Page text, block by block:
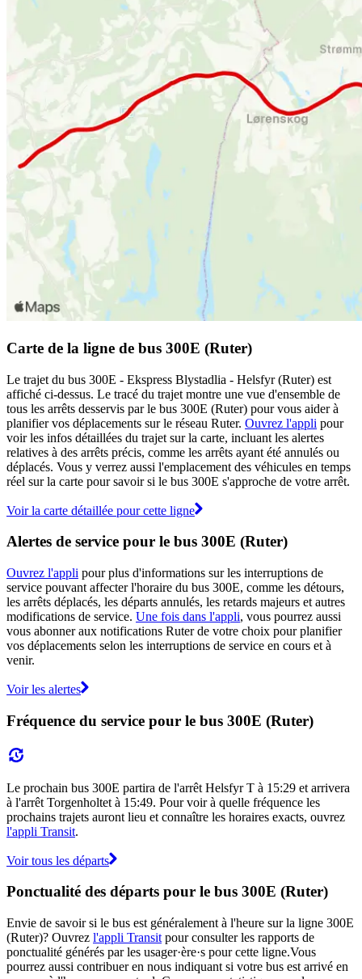
Carte de la ligne de bus 300E (Ruter)
Le trajet du bus 300E - Ekspress Blystadlia - Helsfyr (Ruter) est
affiché ci-dessus. Le tracé du trajet montre une vue d'ensemble de
tous les arrêts desservis par le bus 300E (Ruter) pour vous aider à
planifier vos déplacements sur le réseau Ruter. Ouvrez l'appli pour
voir les infos détaillées du trajet sur la carte, incluant les alertes
relatives à des arrêts précis, comme les arrêts ayant été annulés ou
déplacés. Vous y verrez aussi l'emplacement des véhicules en temps
réel sur la carte pour savoir si le bus 300E s'approche de votre arrêt.
Voir la carte détaillée pour cette ligne
Alertes de service pour le bus 300E (Ruter)
Ouvrez l'appli pour plus d'informations sur les interruptions de
service pouvant affecter l'horaire du bus 300E, comme les détours,
les arrêts déplacés, les départs annulés, les retards majeurs et autres
modifications de service. Une fois dans l'appli, vous pourrez aussi
vous abonner aux notifications Ruter de votre choix pour planifier
vos déplacements selon les interruptions de service en cours et à
venir.
Voir les alertes
Fréquence du service pour le bus 300E (Ruter)
Le prochain bus 300E partira de l'arrêt Helsfyr T à 15:29 et arrivera
à l'arrêt Torgenholtet à 15:49. Pour voir à quelle fréquence les
prochains trajets auront lieu et connaître les horaires exacts, ouvrez
l'appli Transit.
Voir tous les départs
Ponctualité des départs pour le bus 300E (Ruter)
Envie de savoir si le bus est généralement à l'heure sur la ligne 300E
(Ruter)? Ouvrez l'appli Transit pour consulter les rapports de
ponctualité générés par les usager·ère·s pour cette ligne.Vous
pourrez aussi contribuer en nous indiquant si votre bus est arrivé en